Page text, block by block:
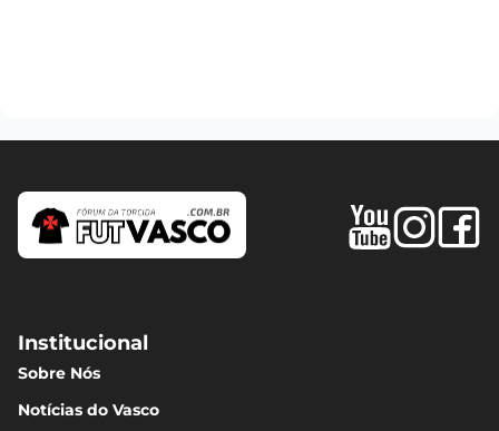
Institucional
Sobre Nós
Notícias do Vasco